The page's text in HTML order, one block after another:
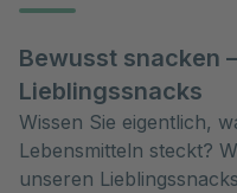
Bewusst snacken
Lieblingssnacks
Wissen Sie eigentlich,
Lebensmitteln steckt?
unseren